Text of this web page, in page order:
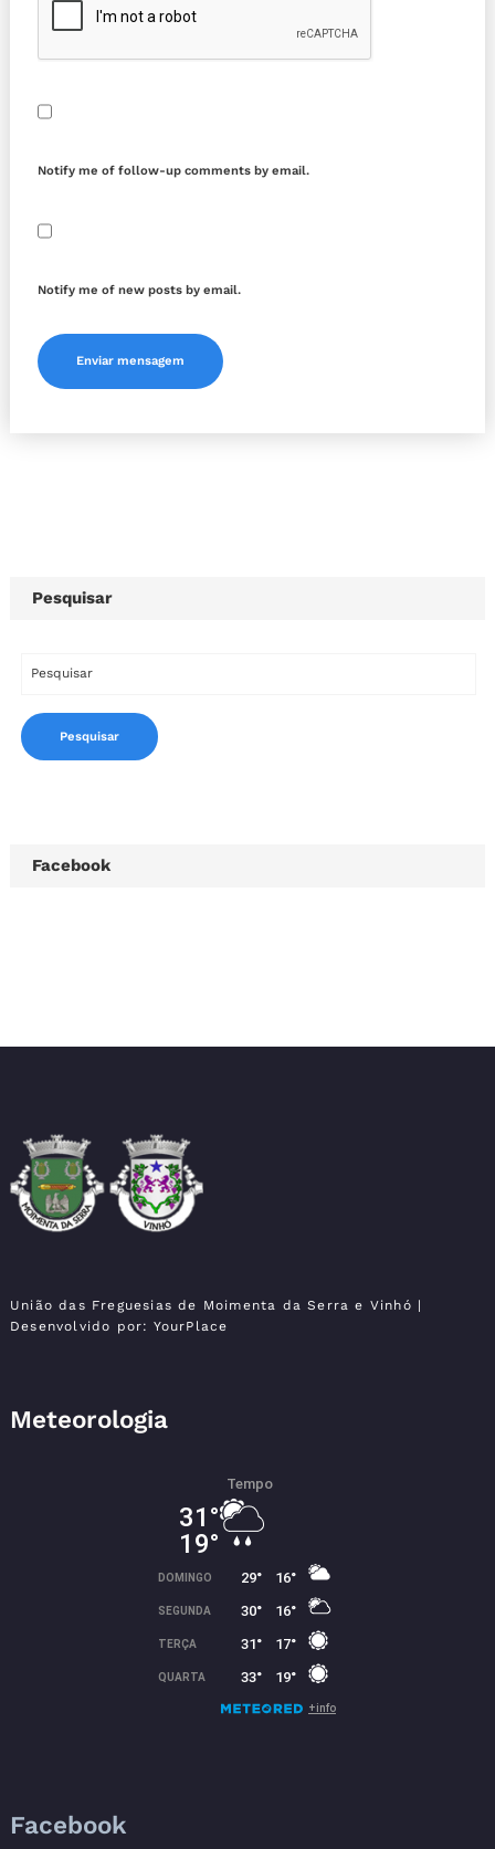
Notify me of follow-up comments by email.
Notify me of new posts by email.
Pesquisar
Facebook
Vinhó
União das Freguesias de Moimenta da Serra e Vinhó |
Desenvolvido por: YourPlace
Meteorologia
Facebook